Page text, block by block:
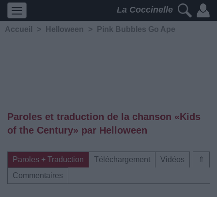
La Coccinelle
Accueil > Helloween > Pink Bubbles Go Ape
Paroles et traduction de la chanson «Kids
of the Century» par Helloween
⇑
Paroles + Traduction Téléchargement
Vidéos
Commentaires